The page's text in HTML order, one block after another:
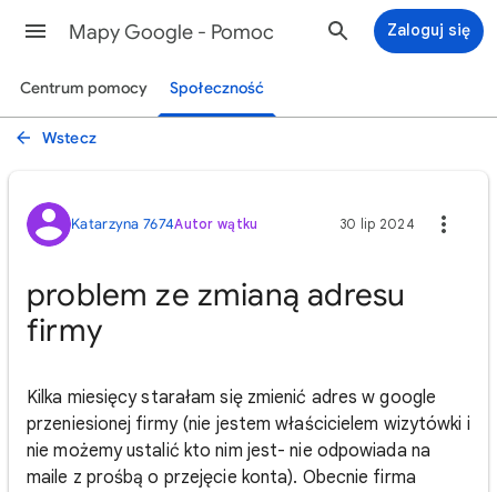
Mapy Google - Pomoc Zaloguj się
Centrum pomocy Społeczność
Wstecz
Katarzyna 7674Autor wątku 30 lip 2024
problem ze zmianą adresu
firmy
Kilka miesięcy starałam się zmienić adres w google
przeniesionej firmy (nie jestem właścicielem wizytówki i
nie możemy ustalić kto nim jest- nie odpowiada na
maile z prośbą o przejęcie konta). Obecnie firma